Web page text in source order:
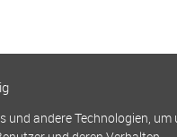
und andere Technologien,